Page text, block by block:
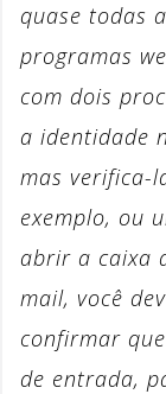
quase todas
programas
com dois
a identidade
mas verifica-
exemplo, ou
abrir a caixa
mail, você
confirmar
de entrada,